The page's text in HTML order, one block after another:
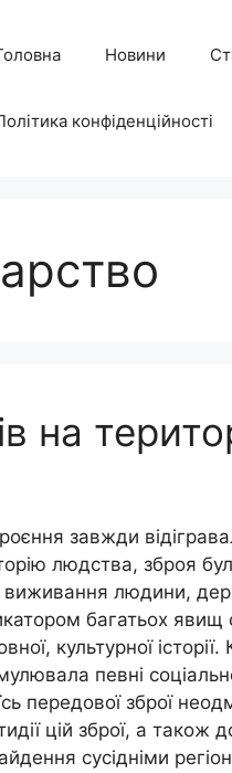
Новини
конфіденційності
на
завжди
людства, зброя
людини,
багатьох явищ
культурної
певні
передової зброї
цій зброї, а також
сусідніми